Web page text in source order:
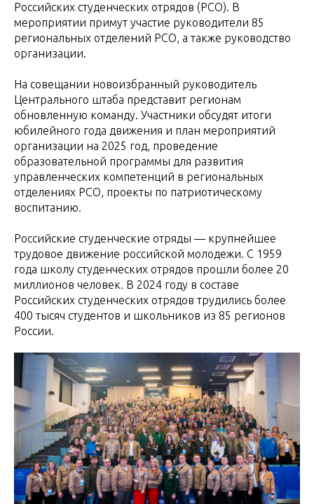
Российских студенческих отрядов (РСО). В
мероприятии примут участие руководители 85
региональных отделений РСО, а также руководство
организации.
На совещании новоизбранный руководитель
Центрального штаба представит регионам
обновленную команду. Участники обсудят итоги
юбилейного года движения и план мероприятий
организации на 2025 год, проведение
образовательной программы для развития
управленческих компетенций в региональных
отделениях РСО, проекты по патриотическому
воспитанию.
Российские студенческие отряды — крупнейшее
трудовое движение российской молодежи. С 1959
года школу студенческих отрядов прошли более 20
миллионов человек. В 2024 году в составе
Российских студенческих отрядов трудились более
400 тысяч студентов и школьников из 85 регионов
России.